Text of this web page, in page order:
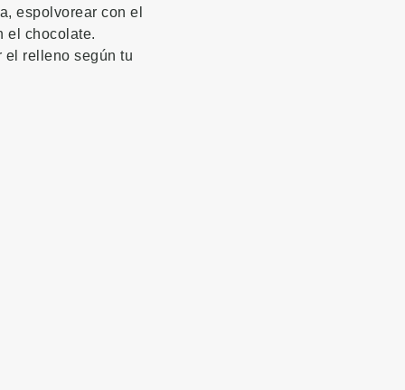
espolvorear con el
el chocolate.
el relleno según tu